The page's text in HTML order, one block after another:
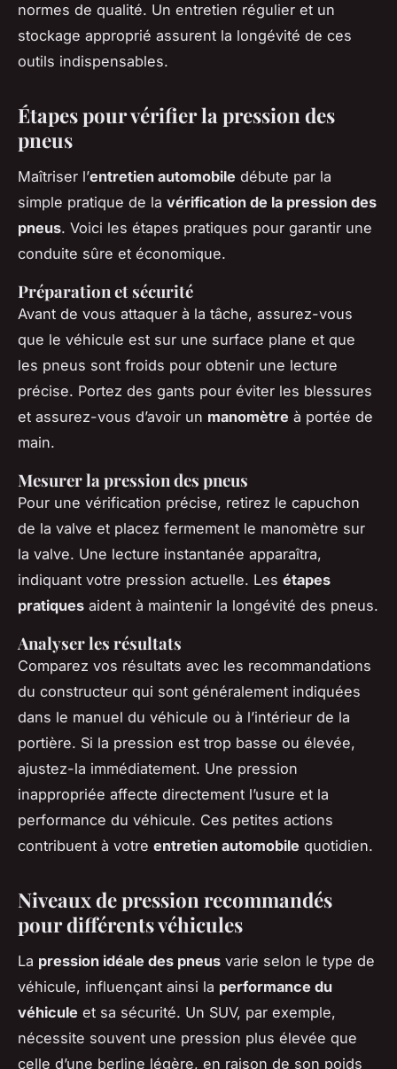
normes de qualité. Un entretien régulier et un
stockage approprié assurent la longévité de ces
outils indispensables.
Étapes pour vérifier la pression des
pneus
Maîtriser l’entretien automobile débute par la
simple pratique de la vérification de la pression des
pneus. Voici les étapes pratiques pour garantir une
conduite sûre et économique.
Préparation et sécurité
Avant de vous attaquer à la tâche, assurez-vous
que le véhicule est sur une surface plane et que
les pneus sont froids pour obtenir une lecture
précise. Portez des gants pour éviter les blessures
et assurez-vous d’avoir un manomètre à portée de
main.
Mesurer la pression des pneus
Pour une vérification précise, retirez le capuchon
de la valve et placez fermement le manomètre sur
la valve. Une lecture instantanée apparaîtra,
indiquant votre pression actuelle. Les étapes
pratiques aident à maintenir la longévité des pneus.
Analyser les résultats
Comparez vos résultats avec les recommandations
du constructeur qui sont généralement indiquées
dans le manuel du véhicule ou à l’intérieur de la
portière. Si la pression est trop basse ou élevée,
ajustez-la immédiatement. Une pression
inappropriée affecte directement l’usure et la
performance du véhicule. Ces petites actions
contribuent à votre entretien automobile quotidien.
Niveaux de pression recommandés
pour différents véhicules
La pression idéale des pneus varie selon le type de
véhicule, influençant ainsi la performance du
véhicule et sa sécurité. Un SUV, par exemple,
nécessite souvent une pression plus élevée que
celle d’une berline légère, en raison de son poids